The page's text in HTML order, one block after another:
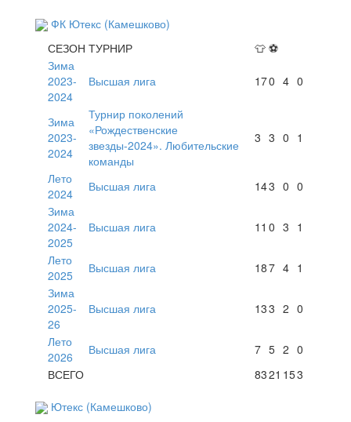
ФК Ютекс (Камешково)
СЕЗОН ТУРНИР 👕 ⚽
Зима
2023-
2024
Высшая лига 170 4 0
Зима
2023-
2024
Турнир поколений
«Рождественские
звезды-2024». Любительские
команды
3 3 0 1
Лето
2024
Высшая лига 143 0 0
Зима
2024-
2025
Высшая лига 11 0 3 1
Лето
2025
Высшая лига 187 4 1
Зима
2025-
26
Высшая лига 133 2 0
Лето
2026
Высшая лига 7 5 2 0
ВСЕГО
8321 153
Ютекс (Камешково)